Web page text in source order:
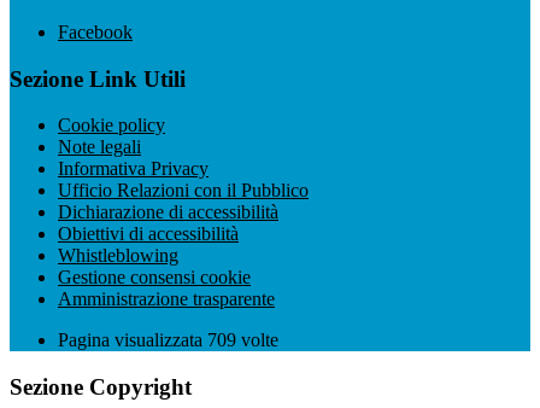
Facebook
Sezione Link Utili
Cookie policy
Note legali
Informativa Privacy
Ufficio Relazioni con il Pubblico
Dichiarazione di accessibilità
Obiettivi di accessibilità
Whistleblowing
Gestione consensi cookie
Amministrazione trasparente
Pagina visualizzata 709 volte
Sezione Copyright